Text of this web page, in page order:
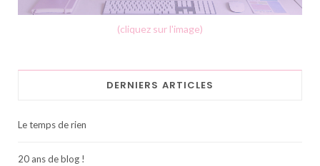
(cliquez sur l'image)
DERNIERS ARTICLES
Le temps de rien
20 ans de blog !